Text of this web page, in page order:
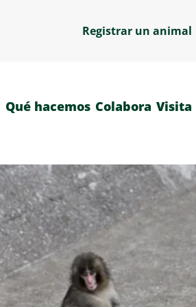
Registrar un animal
Qué hacemos Colabora Visita